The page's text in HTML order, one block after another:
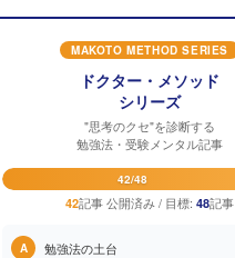
MAKOTO METHOD SERIES
ドクター・メソッド
シリーズ
"思考のクセ"を診断する
勉強法・受験メンタル記事
42/48
42記事 公開済み / 目標: 48記事
A 勉強法の土台